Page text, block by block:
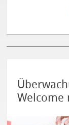
Welcome